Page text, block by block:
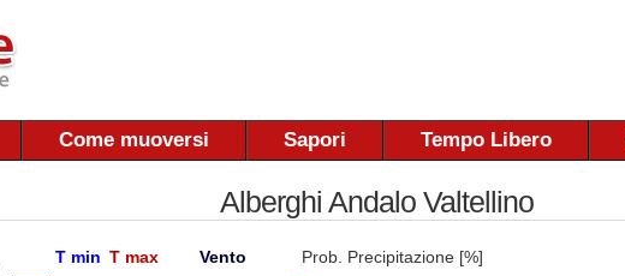
Come muoversi Sapori Tempo Libero
Alberghi Andalo Valtellino
T min T max Vento
Prob. Precipitazione [%]